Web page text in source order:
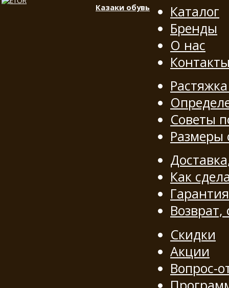
Казаки обувь
Каталог
Бренды
О нас
Советы
Как
Гарантия
Скидки
Акции
Вопрос-